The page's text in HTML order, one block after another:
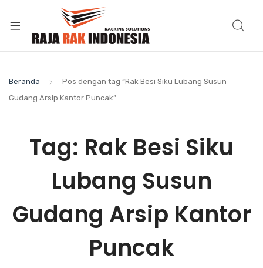
Beranda
Pos dengan tag “Rak Besi Siku Lubang Susun
Gudang Arsip Kantor Puncak”
Tag: Rak Besi Siku
Lubang Susun
Gudang Arsip Kantor
Puncak